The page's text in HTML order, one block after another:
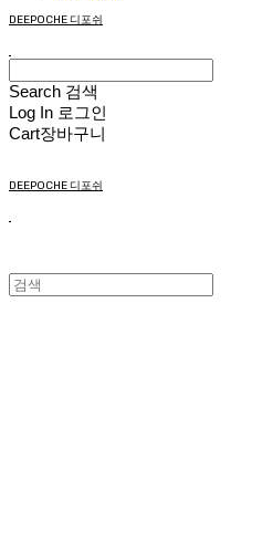
DEEPOCHE 디포쉬
Search 검색
Log In 로그인
Cart장바구니
DEEPOCHE 디포쉬